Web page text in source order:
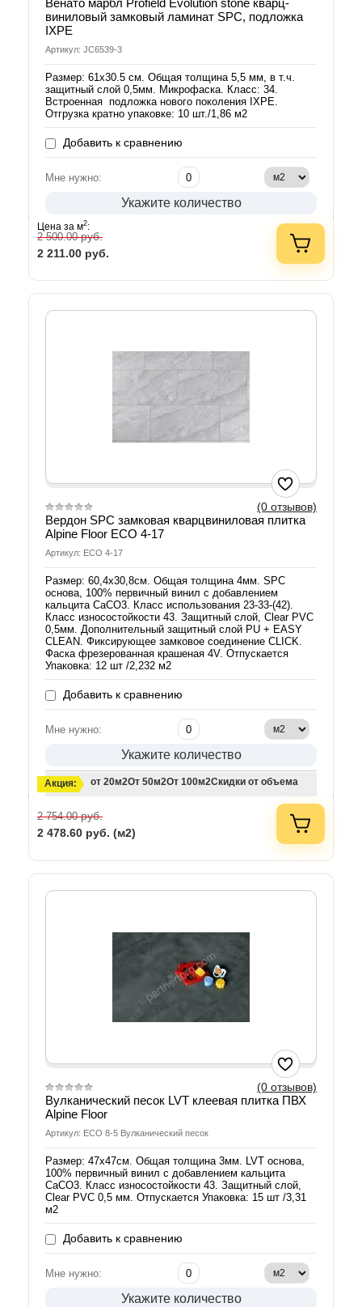
Венато марбл Profield Evolution stone кварц-
виниловый замковый ламинат SPC, подложка
IXPE
Артикул: JC6539-3
Размер: 61х30.5 см. Общая толщина 5,5 мм, в т.ч.
защитный слой 0,5мм. Микрофаска. Класс: 34.
Встроенная подложка нового поколения IXPE.
Отгрузка кратно упаковке: 10 шт./1,86 м2
Добавить к сравнению
Мне нужно:
Укажите количество
Цена за м2:
2 500.00руб.
2 211.00 руб.
(0 отзывов)
Вердон SPC замковая кварцвиниловая плитка
Alpine Floor ЕСО 4-17
Артикул: ЕСО 4-17
Размер: 60,4х30,8см. Общая толщина 4мм. SPC
основа, 100% первичный винил с добавлением
кальцита СаСО3. Класс использования 23-33-(42).
Класс износостойкости 43. Защитный слой, Clear PVC
0,5мм. Дополнительный защитный слой PU + EASY
CLEAN. Фиксирующее замковое соединение CLICK.
Фаска фрезерованная крашеная 4V. Отпускается
Упаковка: 12 шт /2,232 м2
Добавить к сравнению
Мне нужно:
Укажите количество
Акция: от 20м2От 50м2От 100м2Скидки от объема
2 754.00руб.
2 478.60 руб. (м2)
(0 отзывов)
Вулканический песок LVT клеевая плитка ПВХ
Alpine Floor
Артикул: ЕСО 8-5 Вулканический песок
Размер: 47х47см. Общая толщина 3мм. LVT основа,
100% первичный винил с добавлением кальцита
СаСО3. Класс износостойкости 43. Защитный слой,
Clear PVC 0,5 мм. Отпускается Упаковка: 15 шт /3,31
м2
Добавить к сравнению
Мне нужно:
Укажите количество